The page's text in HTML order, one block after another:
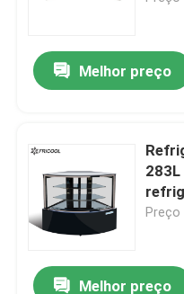
Melhor preço
Melhor preço